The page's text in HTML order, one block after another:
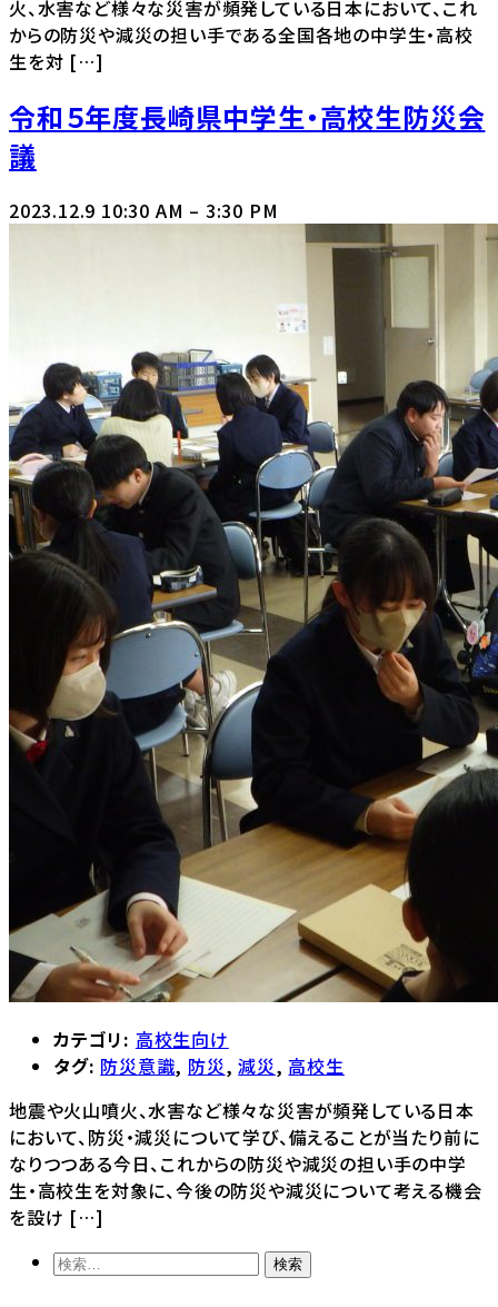
火、水害など様々な災害が頻発している日本において、これ
からの防災や減災の担い手である全国各地の中学生・高校
生を対 […]
令和５年度長崎県中学生・高校生防災会
議
2023.12.9 10:30 AM – 3:30 PM
カテゴリ: 高校生向け
タグ: 防災意識, 防災,減災,高校生
地震や火山噴火、水害など様々な災害が頻発している日本
において、防災・減災について学び、備えることが当たり前に
なりつつある今日、これからの防災や減災の担い手の中学
生・高校生を対象に、今後の防災や減災について考える機会
を設け […]
検